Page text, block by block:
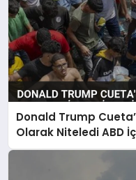
Donald Trump
Olarak Niteledi ABD